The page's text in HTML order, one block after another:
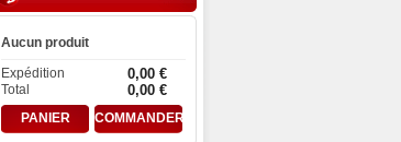
Aucun produit
Expédition
0,00 €
Total 0,00 €
PANIER COMMANDER